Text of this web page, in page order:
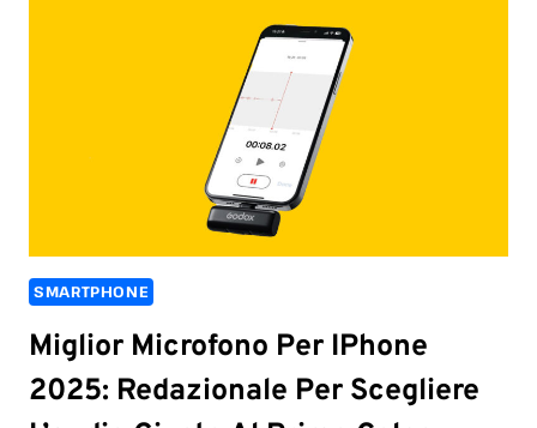
SMARTPHONE
Miglior Microfono Per IPhone
2025: Redazionale Per Scegliere